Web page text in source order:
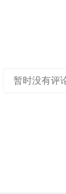
暂时没有评